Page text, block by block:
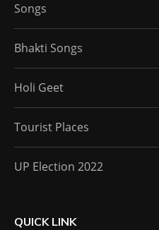
Songs
Bhakti Songs
Holi Geet
Tourist Places
UP Election 2022
QUICK LINK